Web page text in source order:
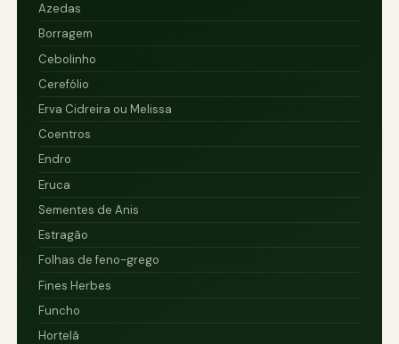
Azedas
Borragem
Cebolinho
Cerefólio
Erva Cidreira ou Melissa
Coentros
Endro
Eruca
Sementes de Anis
Estragão
Folhas de feno-grego
Fines Herbes
Funcho
Hortelã